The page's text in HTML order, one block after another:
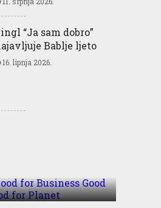
“Ja sam dobro”
Bablje ljeto
16. lipnja 2026.
Good for People